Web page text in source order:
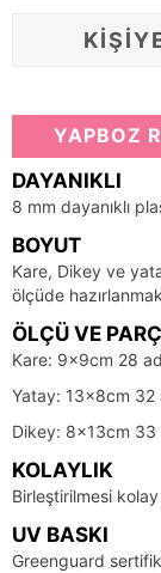
YAPBOZ
DAYANIKLI
8 mm dayanıklı
BOYUT
Kare, Dikey ve
ölçüde
ÖLÇÜ VE
Kare: 9x9cm 28
Yatay: 13x8cm
Dikey: 8x13cm
KOLAYLIK
Birleştirilmesi
UV BASKI
Greenguard